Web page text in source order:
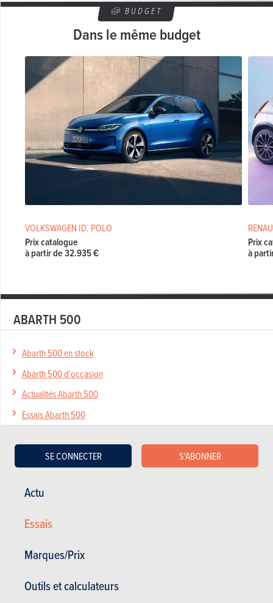
Actu
Essais
Marques/Prix
Outils et calculateurs
SE CONNECTER S'ABONNER
BUDGET
Dans le même budget
VOLKSWAGEN ID. POLO
Prix catalogue
à partir de 32.935 €
Prix
à
ABARTH 500
Abarth 500 en stock
Abarth 500 d'occasion
Actualités Abarth 500
Essais Abarth 500
Spécifications Abarth 500
Actualités